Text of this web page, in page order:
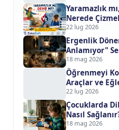
Yaramazlık
Nerede
22 lug 2026
Ergenlik
Anlamıyor"
Çözme
18 mag 2026
Öğrenmeyi
Araçlar ve
22 lug 2026
Çocuklarda
Nasıl
Teknolojik
18 mag 2026